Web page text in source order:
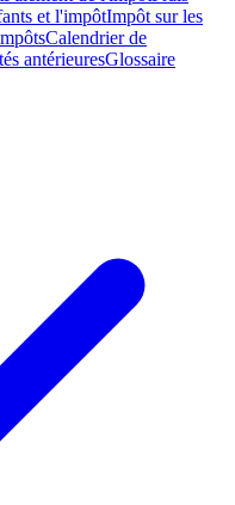
et l'impôtImpôt sur les
Calendrier de
antérieuresGlossaire